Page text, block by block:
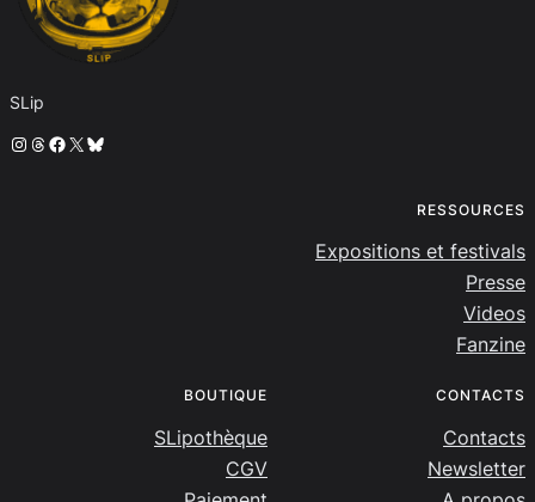
SLip
Instagram
Threads
Facebook
X Bluesky
RESSOURCES
Expositions et festivals
Presse
Videos
Fanzine
BOUTIQUE
SLipothèque
CGV
CONTACTS
Contacts
Newsletter